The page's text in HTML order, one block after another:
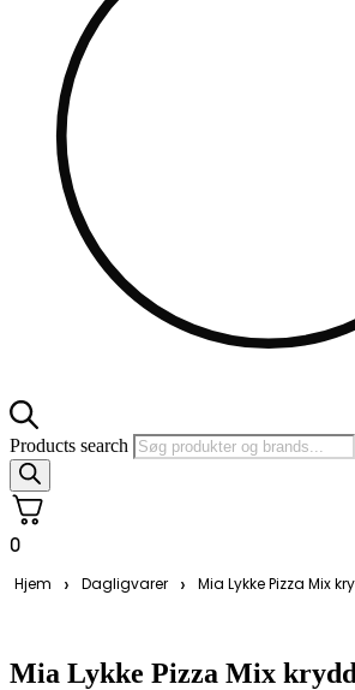
Products search
0
Hjem › Dagligvarer › Mia Lykke Pizza Mix
Mia Lykke Pizza Mix